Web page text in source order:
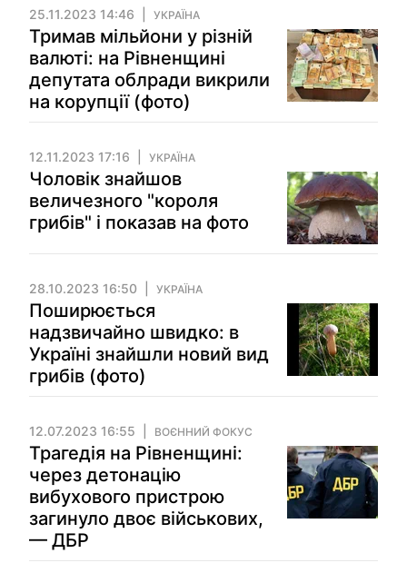
25.11.2023 14:46 УКРАЇНА
Тримав мільйони у різній
валюті: на Рівненщині
депутата облради викрили
на корупції (фото)
12.11.2023 17:16 УКРАЇНА
Чоловік знайшов
величезного "короля
грибів" і показав на фото
28.10.2023 16:50 УКРАЇНА
Поширюється
надзвичайно швидко: в
Україні знайшли новий вид
грибів (фото)
12.07.2023 16:55 ВОЄННИЙ ФОКУС
Трагедія на Рівненщині:
через детонацію
вибухового пристрою
загинуло двоє військових,
— ДБР